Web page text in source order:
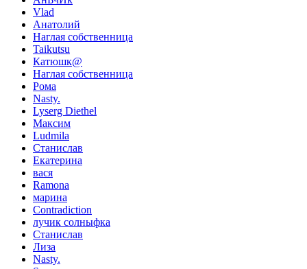
Vlad
Анатолий
Наглая собственница
Taikutsu
Катюшк@
Наглая собственница
Рома
Nasty.
Lyserg Diethel
Максим
Ludmila
Станислав
Екатерина
вася
Ramona
марина
Contradiction
лучик солныфка
Станислав
Лиза
Nasty.